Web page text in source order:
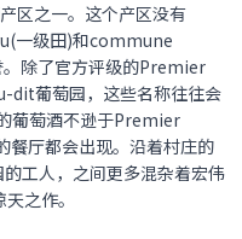
区之一。这个产区没有
一级田)和commune
除了官方评级的Premier
dit葡萄园，这些名称往往会
葡萄酒不逊于Premier
厅都会出现。沿着村庄的
工人，之间更多混杂着宏伟
之作。